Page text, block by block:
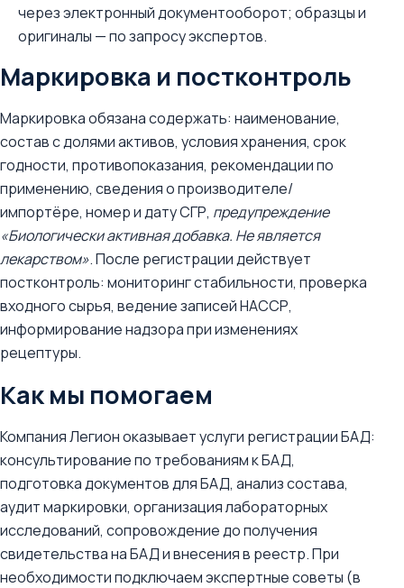
через электронный документооборот; образцы и
оригиналы — по запросу экспертов.
Маркировка и постконтроль
Маркировка обязана содержать: наименование,
состав с долями активов, условия хранения, срок
годности, противопоказания, рекомендации по
применению, сведения о производителе/
импортёре, номер и дату СГР, предупреждение
«Биологически активная добавка. Не является
лекарством». После регистрации действует
постконтроль: мониторинг стабильности, проверка
входного сырья, ведение записей НАССР,
информирование надзора при изменениях
рецептуры.
Как мы помогаем
Компания Легион оказывает услуги регистрации БАД:
консультирование по требованиям к БАД,
подготовка документов для БАД, анализ состава,
аудит маркировки, организация лабораторных
исследований, сопровождение до получения
свидетельства на БАД и внесения в реестр. При
необходимости подключаем экспертные советы (в